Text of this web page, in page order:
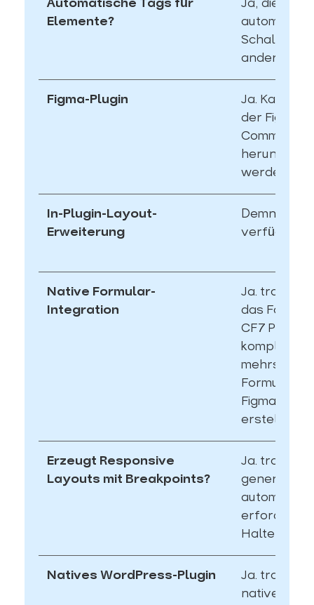
Automatische Tags für
Elemente?
Ja, die KI
andere UI-
Figma-Plugin
Ja. Kann
der Figma
Community
werden
In-Plugin-Layout-
Erweiterung
Demnächst
verfügbar
Native Formular-
Integration
Ja. transjt
das
CF7 Plugin
komplexe
mehrstufige
Formulare
Figma
erstellen.
Erzeugt Responsive
Layouts mit Breakpoints?
Ja. transjt.ai
generiert
Natives WordPress-Plugin
Ja. transjt
natives